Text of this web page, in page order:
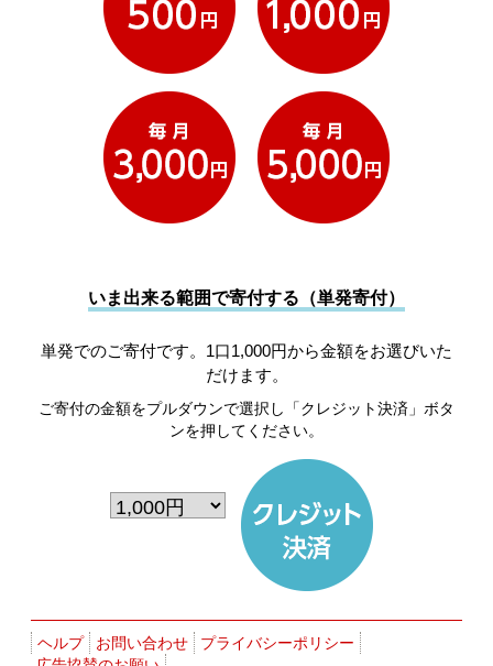
いま出来る範囲で寄付する（単発寄付）
単発でのご寄付です。1口1,000円から金額をお選びいた
だけます。
ご寄付の金額をプルダウンで選択し「クレジット決済」ボタ
ンを押してください。
ヘルプ お問い合わせ
プライバシーポリシー